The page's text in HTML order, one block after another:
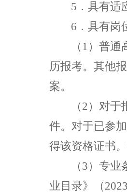
5 ．具有适
6 ．具有岗
（ 1 ）普通
历报考。其他
案。
（2）对于
件。对于已参
得该资格证书
（3）专业
业目录》（2023